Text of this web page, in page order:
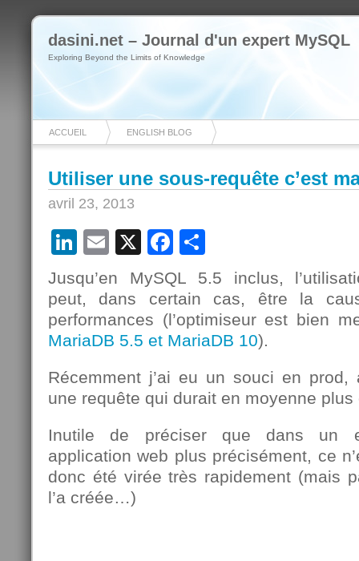
dasini.net – Journal d'un expert MySQL
Exploring Beyond the Limits of Knowledge
ACCUEIL ENGLISH BLOG
Utiliser une sous-requête c’est
avril 23, 2013
LinkedIn
Email
X Facebook
Jusqu’en MySQL 5.5 inclus,
peut, dans certain cas, être la
performances (l’optimiseur est bien
MariaDB 5.5 et MariaDB 10).
Récemment j’ai eu un souci en
une requête qui durait en moyenne
Inutile de préciser que dans un
application web plus précisément, ce
donc été virée très rapidement (mais
l’a créée…)